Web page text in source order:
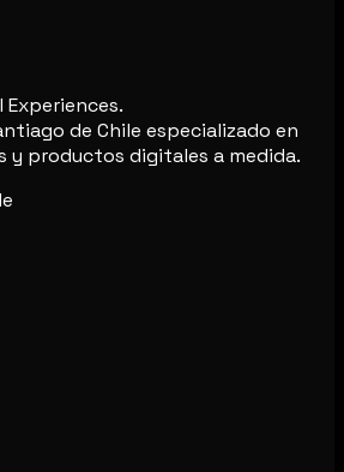
de Chile especializado en
y productos digitales a medida.